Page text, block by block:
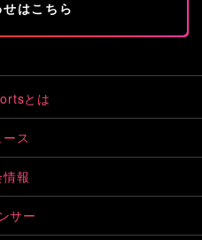
はこちら
とは
ス
情報
サー